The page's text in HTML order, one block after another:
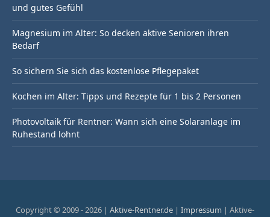
und gutes Gefühl
Magnesium im Alter: So decken aktive Senioren ihren
Bedarf
So sichern Sie sich das kostenlose Pflegepaket
Kochen im Alter: Tipps und Rezepte für 1 bis 2 Personen
Photovoltaik für Rentner: Wann sich eine Solaranlage im
Ruhestand lohnt
Copyright © 2009 - 2026 | Aktive-Rentner.de | Impressum | Aktive-